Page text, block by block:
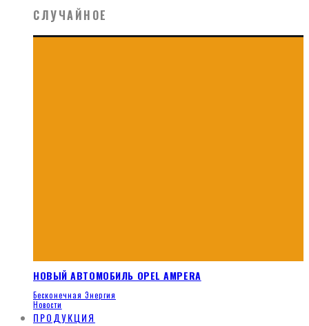
СЛУЧАЙНОЕ
НОВЫЙ АВТОМОБИЛЬ OPEL AMPERA
Бесконечная Энергия
Новости
ПРОДУКЦИЯ